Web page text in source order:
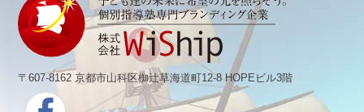
〒607-8162 京都市山科区椥辻草海道町12-8 HOPEビル3階